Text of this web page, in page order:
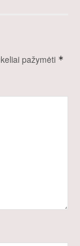
pažymėti *